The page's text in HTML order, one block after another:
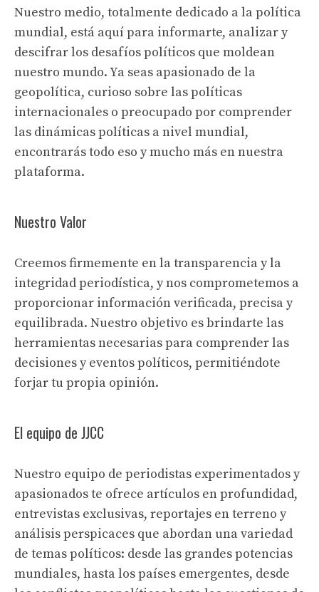
Nuestro medio, totalmente dedicado a la política
mundial, está aquí para informarte, analizar y
descifrar los desafíos políticos que moldean
nuestro mundo. Ya seas apasionado de la
geopolítica, curioso sobre las políticas
internacionales o preocupado por comprender
las dinámicas políticas a nivel mundial,
encontrarás todo eso y mucho más en nuestra
plataforma.
Nuestro Valor
Creemos firmemente en la transparencia y la
integridad periodística, y nos comprometemos a
proporcionar información verificada, precisa y
equilibrada. Nuestro objetivo es brindarte las
herramientas necesarias para comprender las
decisiones y eventos políticos, permitiéndote
forjar tu propia opinión.
El equipo de JJCC
Nuestro equipo de periodistas experimentados y
apasionados te ofrece artículos en profundidad,
entrevistas exclusivas, reportajes en terreno y
análisis perspicaces que abordan una variedad
de temas políticos: desde las grandes potencias
mundiales, hasta los países emergentes, desde